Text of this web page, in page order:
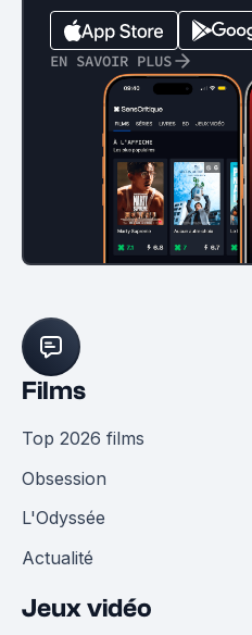
EN SAVOIR PLUS
Films
Top 2026 films
Obsession
L'Odyssée
Actualité
Jeux vidéo